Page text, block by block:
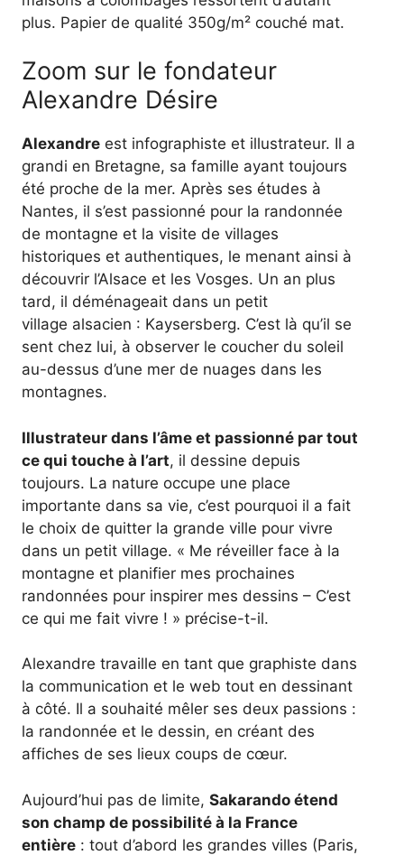
plus. Papier de qualité 350g/m² couché mat.
Zoom sur le fondateur
Alexandre Désire
Alexandre est infographiste et illustrateur. Il a
grandi en Bretagne, sa famille ayant toujours
été proche de la mer. Après ses études à
Nantes, il s’est passionné pour la randonnée
de montagne et la visite de villages
historiques et authentiques, le menant ainsi à
découvrir l’Alsace et les Vosges. Un an plus
tard, il déménageait dans un petit
village alsacien : Kaysersberg. C’est là qu’il se
sent chez lui, à observer le coucher du soleil
au-dessus d’une mer de nuages dans les
montagnes.
Illustrateur dans l’âme et passionné par tout
ce qui touche à l’art, il dessine depuis
toujours. La nature occupe une place
importante dans sa vie, c’est pourquoi il a fait
le choix de quitter la grande ville pour vivre
dans un petit village. « Me réveiller face à la
montagne et planifier mes prochaines
randonnées pour inspirer mes dessins – C’est
ce qui me fait vivre ! » précise-t-il.
Alexandre travaille en tant que graphiste dans
la communication et le web tout en dessinant
à côté. Il a souhaité mêler ses deux passions :
la randonnée et le dessin, en créant des
affiches de ses lieux coups de cœur.
Aujourd’hui pas de limite,Sakarando étend
son champ de possibilité à la France
entière : tout d’abord les grandes villes (Paris,